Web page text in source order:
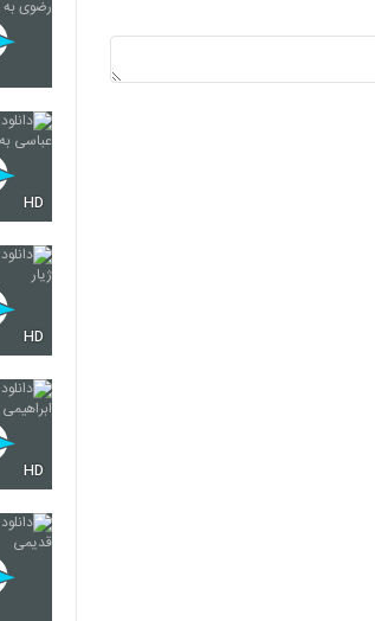
HD
HD
HD